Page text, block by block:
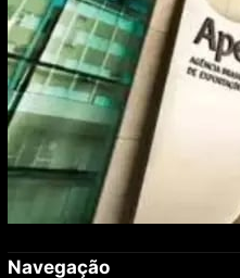
Navegação